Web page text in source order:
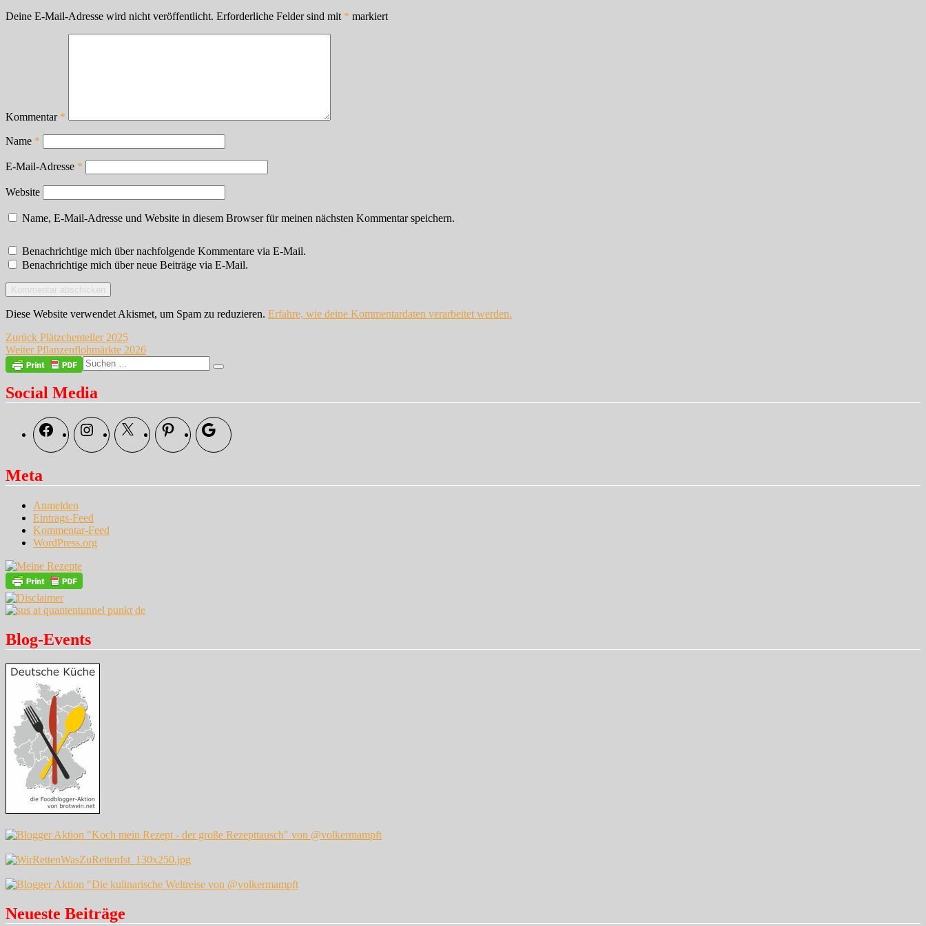
Deine E-Mail-Adresse wird nicht veröffentlicht. Erforderliche Felder sind mit * markiert
Kommentar *
Name *
E-Mail-Adresse *
Website
Name, E-Mail-Adresse und Website in diesem Browser für meinen nächsten Kommentar speichern.
Benachrichtige mich über nachfolgende Kommentare via E-Mail.
Benachrichtige mich über neue Beiträge via E-Mail.
Diese Website verwendet Akismet, um Spam zu reduzieren. Erfahre, wie deine Kommentardaten verarbeitet werden.
Beitragsnavigation
Zurück Vorheriger
Beitrag:
Plätzchenteller 2025
Weiter Nächster
Beitrag:
Pflanzenflohmärkte 2026
Suche
nach:
Suchen
Social Media
FacebookInstagramX Pinterest Google
Meta
Anmelden
Eintrags-Feed
Kommentar-Feed
WordPress.org
Blog-Events
Neueste Beiträge